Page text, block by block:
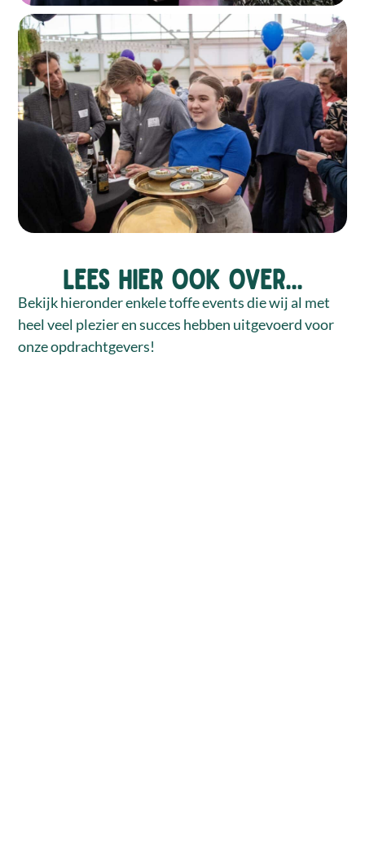
Lees hier ook over...
Bekijk hieronder enkele toffe events die wij al met
heel veel plezier en succes hebben uitgevoerd voor
onze opdrachtgevers!